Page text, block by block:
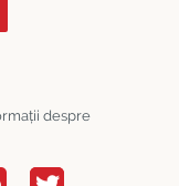
despre